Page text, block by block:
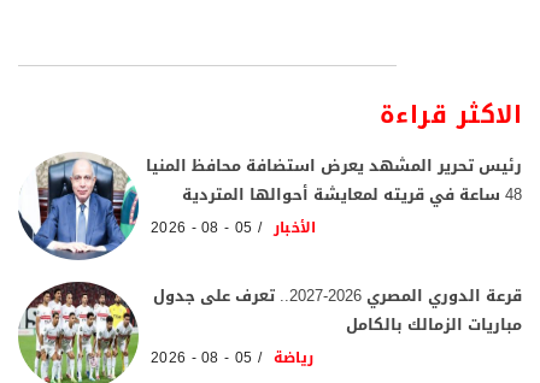
الاكثر قراءة
رئيس تحرير المشهد يعرض استضافة محافظ المنيا
48 ساعة في قريته لمعايشة أحوالها المتردية
الأخبار 05 - 08 - 2026
قرعة الدوري المصري 2026-2027.. تعرف على جدول
مباريات الزمالك بالكامل
رياضة 05 - 08 - 2026